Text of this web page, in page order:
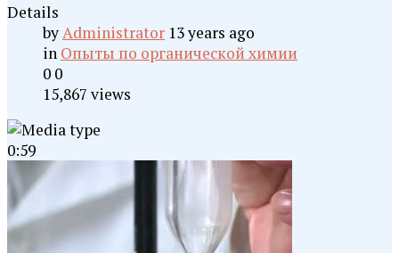
Details
byAdministrator 13 years ago
in Опыты по органической химии
0 0
15,867 views
0:59